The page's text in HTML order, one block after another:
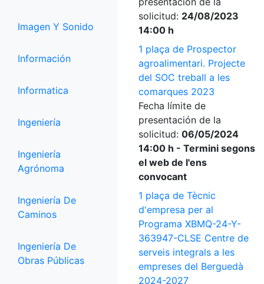
Imagen Y Sonido
Información
Informatica
Ingeniería
Ingeniería
Agrónoma
Ingeniería De
Caminos
Ingeniería De
Obras Públicas
solicitud: 24/08/2023
14:00 h
1 plaça de Prospector
agroalimentari. Projecte
del SOC treball a les
comarques 2023
Fecha límite de
presentación de la
solicitud: 06/05/2024
14:00 h - Termini segons
el web de l'ens
convocant
1 plaça de Tècnic
d'empresa per al
Programa XBMQ-24-Y-
363947-CLSE Centre de
serveis integrals a les
empreses del Berguedà
2024-2027